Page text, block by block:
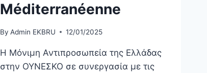
Méditerranéenne
By Admin EKBRU 12/01/2025
Η Μόνιμη Αντιπροσωπεία της Ελλάδας
στην ΟΥΝΕΣΚΟ σε συνεργασία με τις